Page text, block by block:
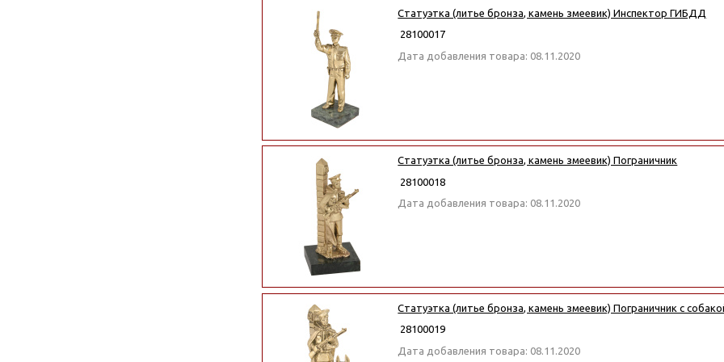
Статуэтка (литье бронза, камень змеевик) Инспектор ГИБДД
28100017
Дата добавления товара: 08.11.2020
Статуэтка (литье бронза, камень змеевик) Пограничник
28100018
Дата добавления товара: 08.11.2020
Статуэтка (литье бронза, камень змеевик) Пограничник с
28100019
Дата добавления товара: 08.11.2020